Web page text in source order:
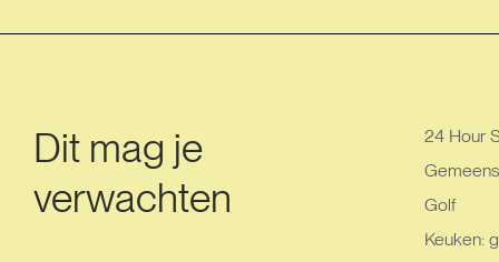
Dit mag je
verwachten
24 Hour
Golf
Keuken: